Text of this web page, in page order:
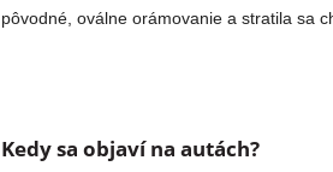
pôvodné, oválne orámovanie a stratila sa
Kedy sa objaví na autách?